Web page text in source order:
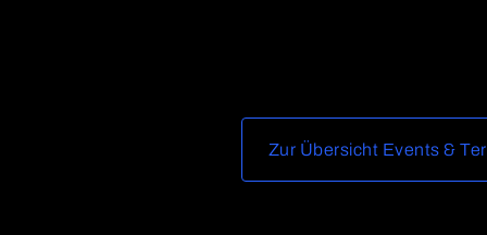
Zur Übersicht Events &